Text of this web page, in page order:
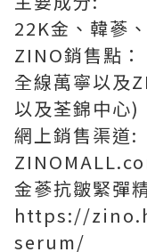
22K金、韓蔘
ZINO銷售點：
全線萬寧以及
以及荃錦中心)
網上銷售渠道:
金蔘抗皺緊彈
https://
serum/